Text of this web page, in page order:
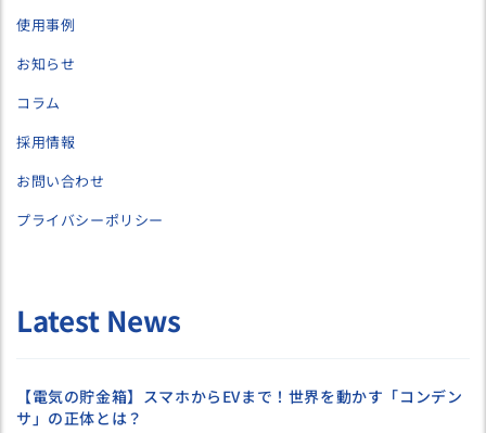
使用事例
お知らせ
コラム
採用情報
お問い合わせ
プライバシーポリシー
Latest News
【電気の貯金箱】スマホからEVまで！世界を動かす「コンデン
サ」の正体とは？